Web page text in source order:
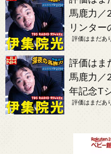
馬鹿力／
リンター
評価はまだあ
評価はま
馬鹿力／
年記念T
評価はまだあ